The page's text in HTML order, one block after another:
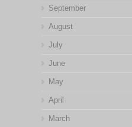
September
August
July
June
May
April
March